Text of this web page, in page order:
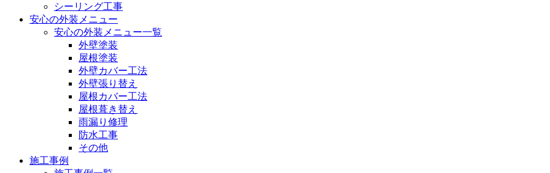
シーリング工事
安心の外装メニュー
安心の外装メニュー一覧
外壁塗装
屋根塗装
外壁カバー工法
外壁張り替え
屋根カバー工法
屋根葺き替え
雨漏り修理
防水工事
その他
施工事例